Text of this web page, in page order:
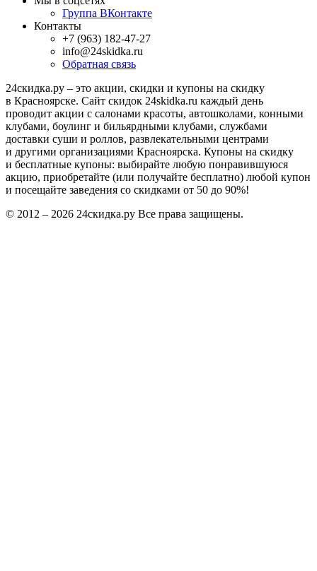
Группа ВКонтакте
Контакты
+7 (963) 182-47-27
info@24skidka.ru
Обратная связь
24скидка.ру – это акции, скидки и купоны на скидку
в Красноярске. Сайт скидок 24skidka.ru каждый день
проводит акции с салонами красоты, автошколами, конными
клубами, боулинг и бильярдными клубами, службами
доставки суши и роллов, развлекательными центрами
и другими организациями Красноярска. Купоны на скидку
и бесплатные купоны: выбирайте любую понравившуюся
акцию, приобретайте (или получайте бесплатно) любой купон
и посещайте заведения со скидками от 50 до 90%!
© 2012 – 2026 24скидка.ру Все права защищены.